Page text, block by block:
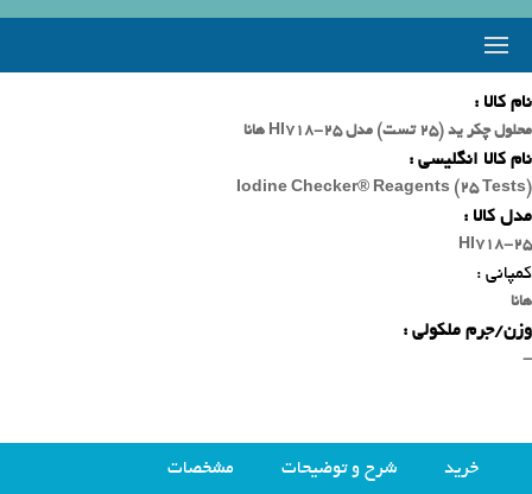
نام کالا :
محلول چکر ید (25 تست) مدل HI718-25 هانا
نام کالا انگلیسی :
Iodine Checker® Reagents (25 Tests)
مدل کالا :
HI718-25
کمپانی :
هانا
وزن/جرم ملکولی :
-
خرید شرح و توضیحات مشخصات